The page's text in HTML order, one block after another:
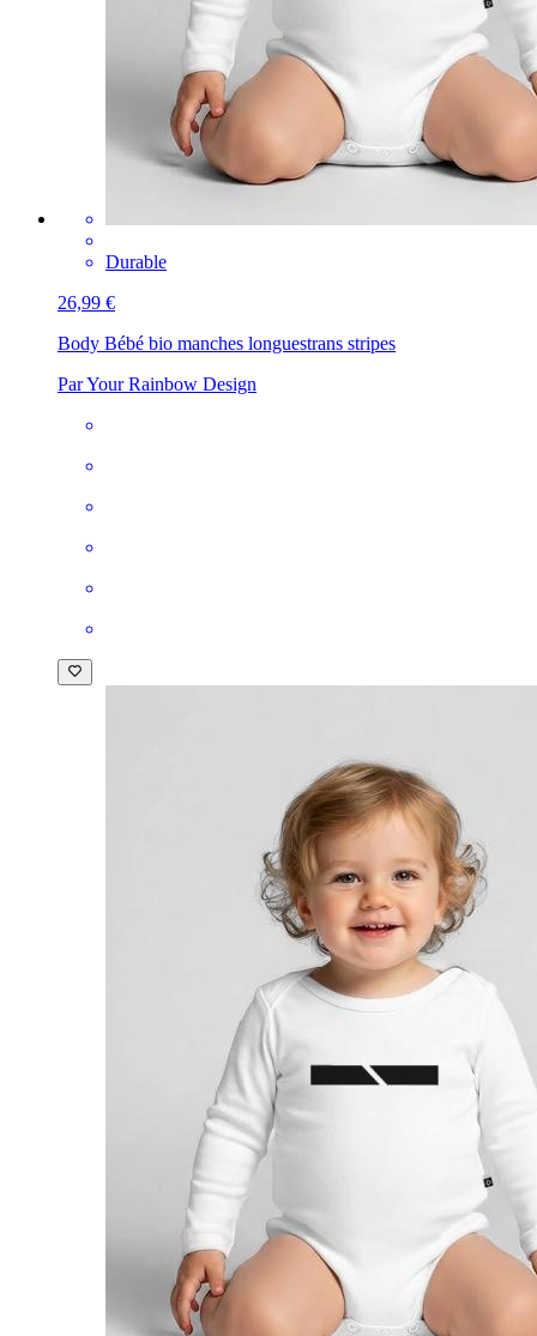
Durable
26,99 €
Body Bébé bio manches longuestrans stripes
Par Your Rainbow Design